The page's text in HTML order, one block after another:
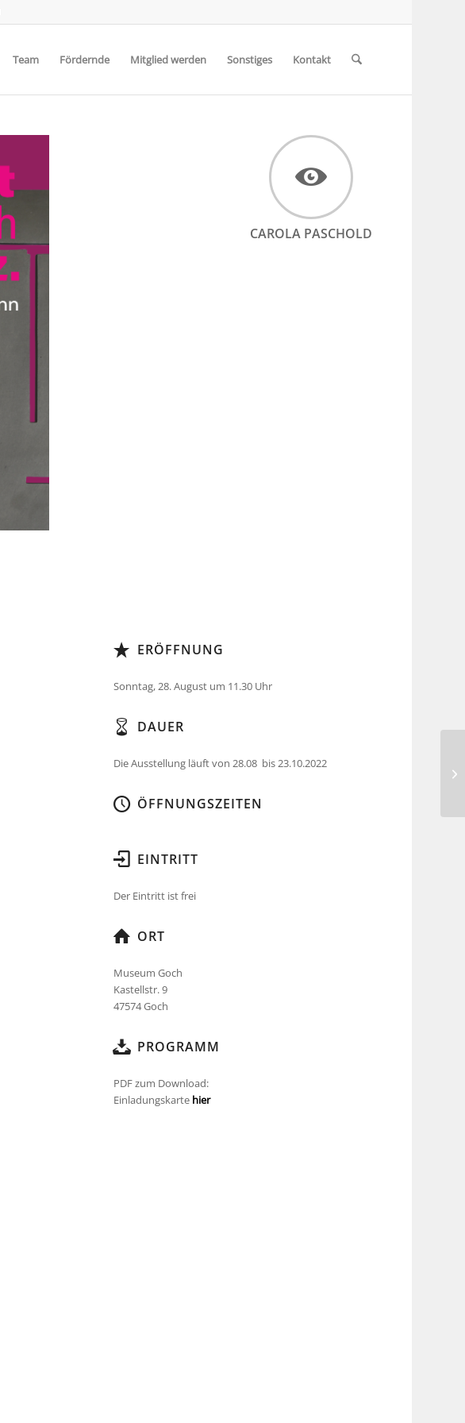
Team Fördernde Mitglied werden Sonstiges Kontakt
CAROLA PASCHOLD
ERÖFFNUNG
Sonntag, 28. August um 11.30 Uhr
DAUER
Die Ausstellung läuft von 28.08 bis 23.10.2022
ÖFFNUNGSZEITEN
EINTRITT
Der Eintritt ist frei
ORT
Museum Goch
Kastellstr. 9
47574 Goch
PROGRAMM
PDF zum Download:
Einladungskarte hier